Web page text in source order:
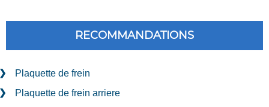
RECOMMANDATIONS
Plaquette de frein
Plaquette de frein arriere